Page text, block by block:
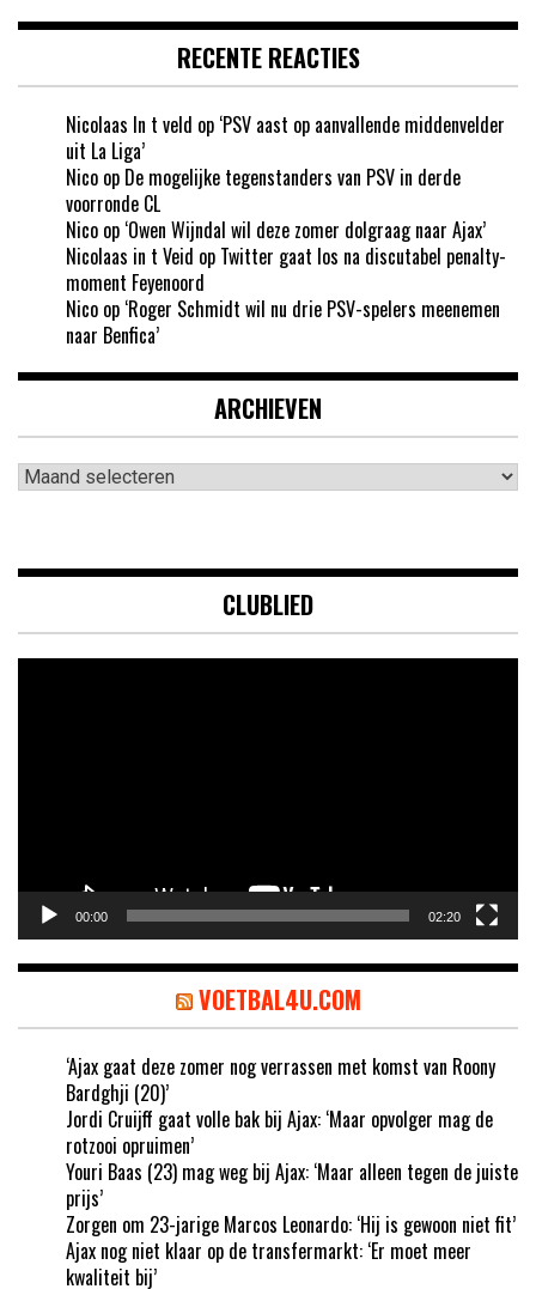
RECENTE REACTIES
Nicolaas In t veld op ‘PSV aast op aanvallende middenvelder
uit La Liga’
Nico op De mogelijke tegenstanders van PSV in derde
voorronde CL
Nico op ‘Owen Wijndal wil deze zomer dolgraag naar Ajax’
Nicolaas in t Veid op Twitter gaat los na discutabel penalty-
moment Feyenoord
Nico op ‘Roger Schmidt wil nu drie PSV-spelers meenemen
naar Benfica’
ARCHIEVEN
Archieven
CLUBLIED
00:00 02:20
VOETBAL4U.COM
‘Ajax gaat deze zomer nog verrassen met komst van Roony
Bardghji (20)’
Jordi Cruijff gaat volle bak bij Ajax: ‘Maar opvolger mag de
rotzooi opruimen’
Youri Baas (23) mag weg bij Ajax: ‘Maar alleen tegen de juiste
prijs’
Zorgen om 23-jarige Marcos Leonardo: ‘Hij is gewoon niet fit’
Ajax nog niet klaar op de transfermarkt: ‘Er moet meer
kwaliteit bij’